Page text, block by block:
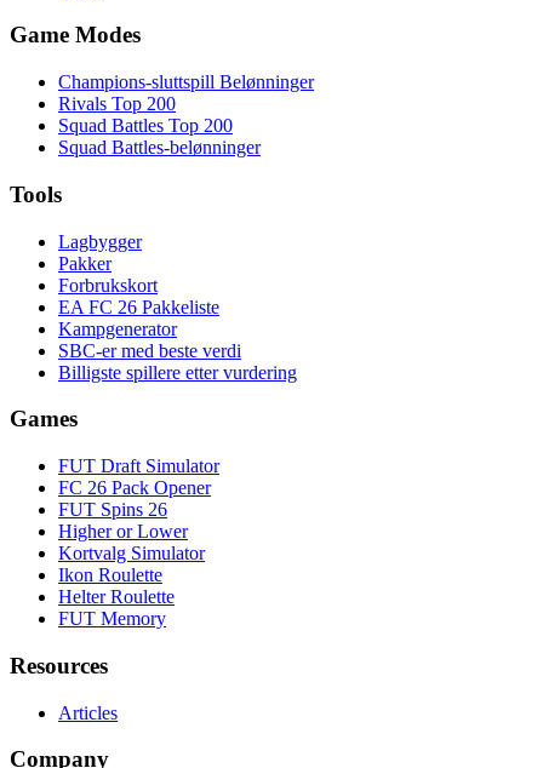
Game Modes
Champions-sluttspill Belønninger
Rivals Top 200
Squad Battles Top 200
Squad Battles-belønninger
Tools
Lagbygger
Pakker
Forbrukskort
EA FC 26 Pakkeliste
Kampgenerator
SBC-er med beste verdi
Billigste spillere etter vurdering
Games
FUT Draft Simulator
FC 26 Pack Opener
FUT Spins 26
Higher or Lower
Kortvalg Simulator
Ikon Roulette
Helter Roulette
FUT Memory
Resources
Articles
Company